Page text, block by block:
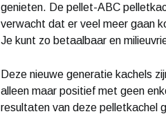
genieten. De pellet-ABC
verwacht dat er veel meer gaan
Je kunt zo betaalbaar en
Deze nieuwe generatie kachels
alleen maar positief met geen
resultaten van deze pelletkachel